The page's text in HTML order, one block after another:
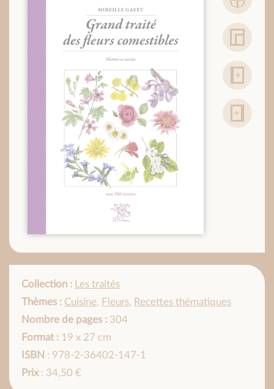
Collection : Les traités
Thèmes : Cuisine, Fleurs, Recettes thématiques
Nombre de pages : 304
Format : 19 x 27 cm
ISBN : 978-2-36402-147-1
Prix: 34,50 €